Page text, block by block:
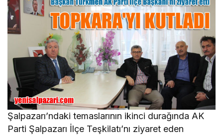
Şalpazarı’ndaki temaslarının ikinci durağında AK
Parti Şalpazarı İlçe Teşkilatı’nı ziyaret eden